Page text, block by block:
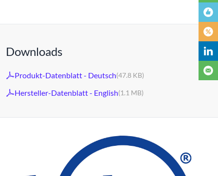
Downloads
Produkt-Datenblatt - Deutsch(47.8 KB)
Hersteller-Datenblatt - English(1.1 MB)